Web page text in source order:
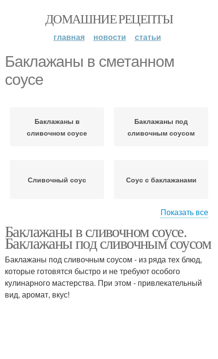
ДОМАШНИЕ РЕЦЕПТЫ
главная новости статьи
Баклажаны в сметанном
соусе
Баклажаны в
сливочном соусе
Баклажаны под
сливочным соусом
Сливочный соус Соус с баклажанами
Баклажаны в сливках
соусе
Жареные баклажаны
Баклажаны в ореховом
Показать все
Баклажаны в сливочном соусе.
Баклажаны под сливочным соусом
Баклажаны под сливочным соусом - из ряда тех блюд,
которые готовятся быстро и не требуют особого
кулинарного мастерства. При этом - привлекательный
вид, аромат, вкус!